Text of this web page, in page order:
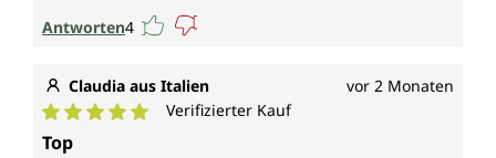
Antworten4
Claudia aus Italien vor 2 Monaten
Durchschnittliche Bewertung von 5 von 5 Sternen
Verifizierter Kauf
Top